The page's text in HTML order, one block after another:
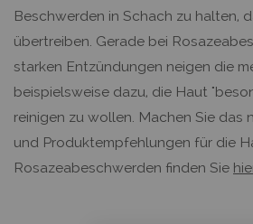
Beschwerden in Schach zu halten,
übertreiben. Gerade bei
starken Entzündungen neigen die
beispielsweise dazu, die Haut
reinigen zu wollen. Machen Sie das
und Produktempfehlungen für die
Rosazeabeschwerden finden Sie